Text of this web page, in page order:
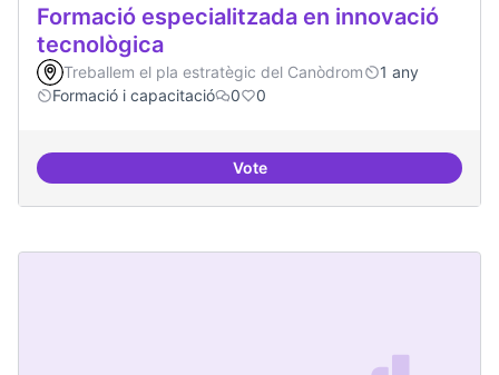
Formació especialitzada en innovació
tecnològica
Treballem el pla estratègic del Canòdrom
1 any
Formació i capacitació
0 0
VoteFormació especialitzada en